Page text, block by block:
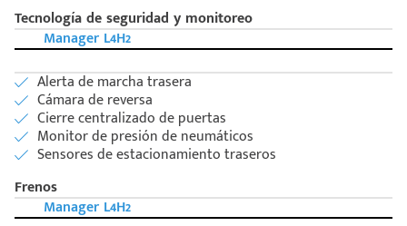
Tecnología de seguridad y monitoreo
Manager L4H2
Alerta de marcha trasera
Cámara de reversa
Cierre centralizado de puertas
Monitor de presión de neumáticos
Sensores de estacionamiento traseros
Frenos
Manager L4H2